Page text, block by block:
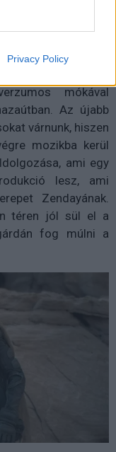
Privacy Policy
a jelenbe, ahol
Lola nyuszi
mókával
Az újabb
várnunk, hiszen
mozikba kerül
ami egy
lesz, ami
Zendayának.
téren jól sül el a
fog múlni a